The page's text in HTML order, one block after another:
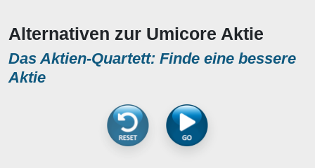
Alternativen zur Umicore Aktie
Das Aktien-Quartett: Finde eine bessere
Aktie